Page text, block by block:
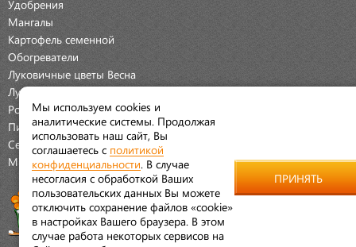
Удобрения
Мангалы
Картофель семенной
Обогреватели
Луковичные цветы Весна
Луковичные цветы Осень
Розы
Пионы
Семена Овощей
Мраморная крошка
Мы используем cookies и
аналитические системы. Продолжая
использовать наш сайт, Вы
соглашаетесь с политикой
конфиденциальности . В случае
несогласия с обработкой Ваших
пользовательских данных Вы можете
отключить сохранение файлов «cookie»
в настройках Вашего браузера. В этом
случае работа некоторых сервисов на
ПРИНЯТЬ